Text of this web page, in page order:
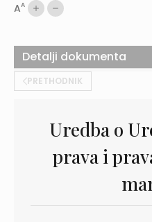
AA
PRETHODNIK
Uredba o
prava i
Detalji dokumenta